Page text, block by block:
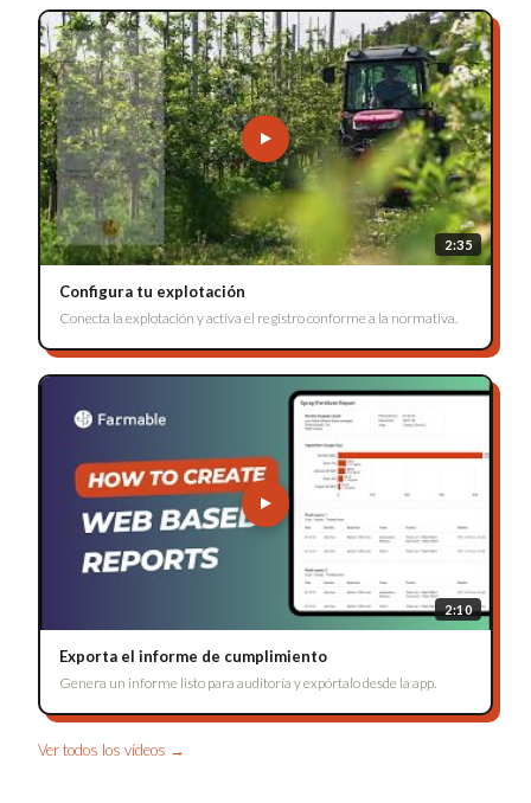
2:35
Configura tu explotación
Conecta la explotación y activa el registro conforme a la normativa.
2:10
Exporta el informe de cumplimiento
Genera un informe listo para auditoría y expórtalo desde la app.
Ver todos los vídeos →